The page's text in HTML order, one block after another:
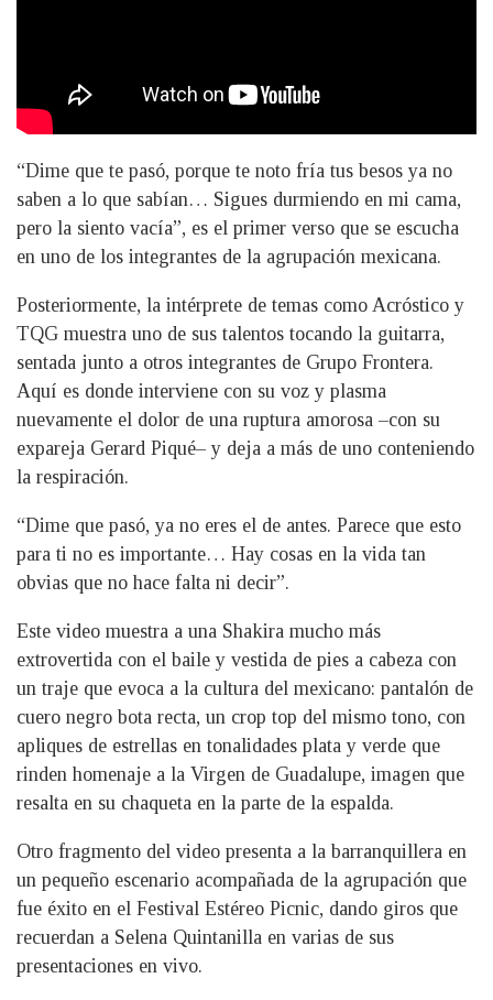
“Dime que te pasó, porque te noto fría tus besos ya no
saben a lo que sabían… Sigues durmiendo en mi cama,
pero la siento vacía”, es el primer verso que se escucha
en uno de los integrantes de la agrupación mexicana.
Posteriormente, la intérprete de temas como Acróstico y
TQG muestra uno de sus talentos tocando la guitarra,
sentada junto a otros integrantes de Grupo Frontera.
Aquí es donde interviene con su voz y plasma
nuevamente el dolor de una ruptura amorosa –con su
expareja Gerard Piqué– y deja a más de uno conteniendo
la respiración.
“Dime que pasó, ya no eres el de antes. Parece que esto
para ti no es importante… Hay cosas en la vida tan
obvias que no hace falta ni decir”.
Este video muestra a una Shakira mucho más
extrovertida con el baile y vestida de pies a cabeza con
un traje que evoca a la cultura del mexicano: pantalón de
cuero negro bota recta, un crop top del mismo tono, con
apliques de estrellas en tonalidades plata y verde que
rinden homenaje a la Virgen de Guadalupe, imagen que
resalta en su chaqueta en la parte de la espalda.
Otro fragmento del video presenta a la barranquillera en
un pequeño escenario acompañada de la agrupación que
fue éxito en el Festival Estéreo Picnic, dando giros que
recuerdan a Selena Quintanilla en varias de sus
presentaciones en vivo.